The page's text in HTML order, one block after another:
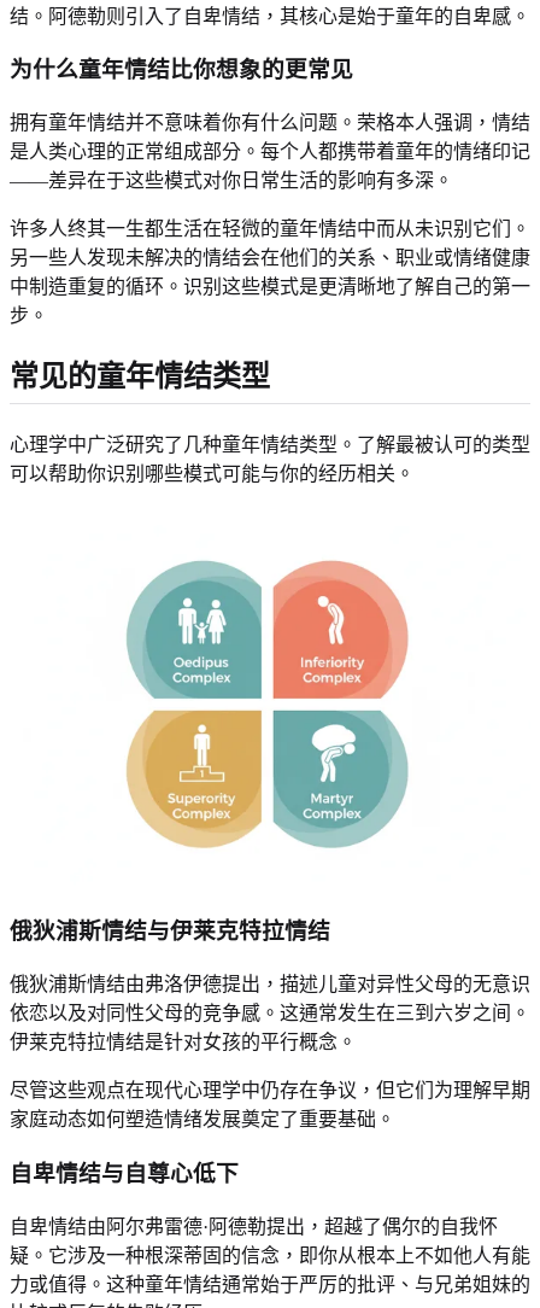
结。阿德勒则引入了自卑情结，其核心是始于童年的自卑感。
为什么童年情结比你想象的更常见
拥有童年情结并不意味着你有什么问题。荣格本人强调，情结
是人类心理的正常组成部分。每个人都携带着童年的情绪印记
——差异在于这些模式对你日常生活的影响有多深。
许多人终其一生都生活在轻微的童年情结中而从未识别它们。
另一些人发现未解决的情结会在他们的关系、职业或情绪健康
中制造重复的循环。识别这些模式是更清晰地了解自己的第一
步。
常见的童年情结类型
心理学中广泛研究了几种童年情结类型。了解最被认可的类型
可以帮助你识别哪些模式可能与你的经历相关。
俄狄浦斯情结与伊莱克特拉情结
俄狄浦斯情结由弗洛伊德提出，描述儿童对异性父母的无意识
依恋以及对同性父母的竞争感。这通常发生在三到六岁之间。
伊莱克特拉情结是针对女孩的平行概念。
尽管这些观点在现代心理学中仍存在争议，但它们为理解早期
家庭动态如何塑造情绪发展奠定了重要基础。
自卑情结与自尊心低下
自卑情结由阿尔弗雷德·阿德勒提出，超越了偶尔的自我怀
疑。它涉及一种根深蒂固的信念，即你从根本上不如他人有能
力或值得。这种童年情结通常始于严厉的批评、与兄弟姐妹的